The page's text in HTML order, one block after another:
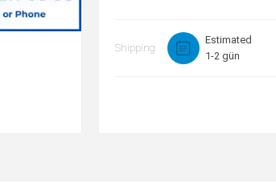
Shipping
Estimated
1-2 gün